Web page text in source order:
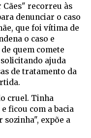
Cães" recorreu às
denunciar o caso
que foi vítima de
o caso e
quem comete
ajuda
de tratamento da
cruel. Tinha
ficou com a bacia
expõe a